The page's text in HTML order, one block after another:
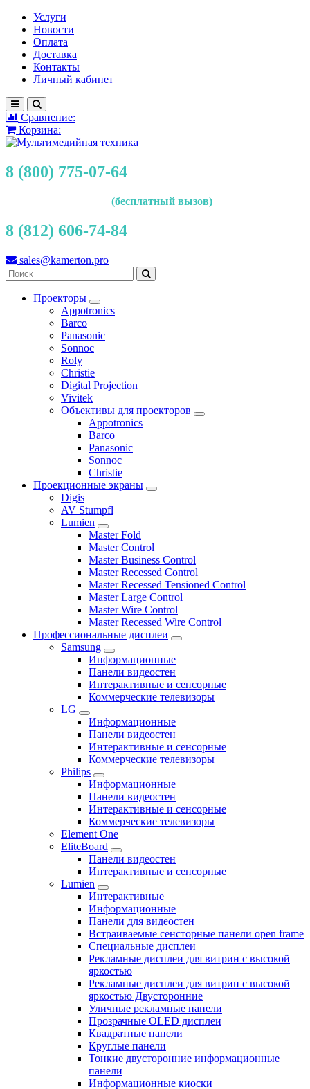
Услуги
Новости
Оплата
Доставка
Контакты
Личный кабинет
Сравнение:
Корзина:
8 (800) 775-07-64
(бесплатный вызов)
8 (812) 606-74-84
sales@kamerton.pro
Проекторы
Appotronics
Barco
Panasonic
Sonnoc
Roly
Christie
Digital Projection
Vivitek
Объективы для проекторов
Appotronics
Barco
Panasonic
Sonnoc
Сhristie
Проекционные экраны
Digis
AV Stumpfl
Lumien
Master Fold
Master Control
Master Business Control
Master Recessed Control
Master Recessed Tensioned Control
Master Large Control
Master Wire Control
Master Recessed Wire Control
Профессиональные дисплеи
Samsung
Информационные
Панели видеостен
Интерактивные и сенсорные
Коммерческие телевизоры
LG
Информационные
Панели видеостен
Интерактивные и сенсорные
Коммерческие телевизоры
Philips
Информационные
Панели видеостен
Интерактивные и сенсорные
Коммерческие телевизоры
Element One
EliteBoard
Панели видеостен
Интерактивные и сенсорные
Lumien
Интерактивные
Информационные
Панели для видеостен
Встраиваемые сенсторные панели open frame
Специальные дисплеи
Рекламные дисплеи для витрин с высокой
яркостью
Рекламные дисплеи для витрин с высокой
яркостью Двусторонние
Уличные рекламные панели
Прозрачные OLED дисплеи
Квадратные панели
Круглые панели
Тонкие двусторонние информационные
панели
Информационные киоски